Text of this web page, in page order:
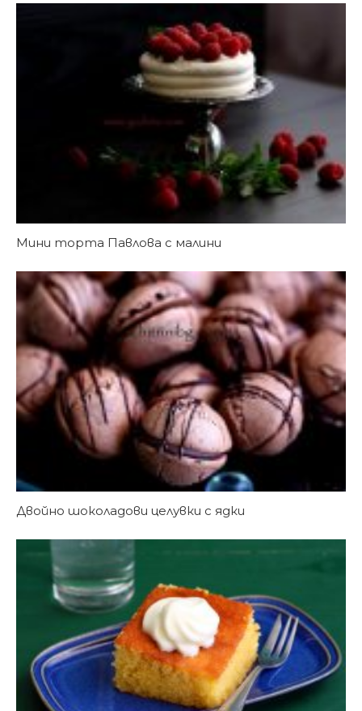
Мини торта Павлова с малини
Двойно шоколадови целувки с ядки